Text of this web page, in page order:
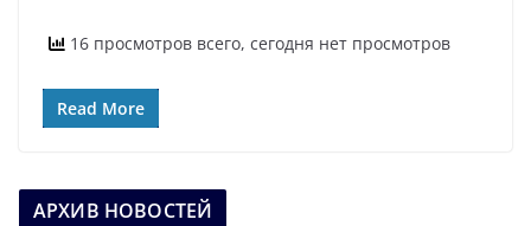
16 просмотров всего, сегодня нет просмотров
Read More
АРХИВ НОВОСТЕЙ